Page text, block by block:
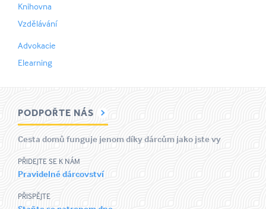
Knihovna
Vzdělávání
Advokacie
Elearning
PODPOŘTE NÁS
Cesta domů funguje jenom díky dárcům jako jste vy
PŘIDEJTE SE K NÁM
Pravidelné dárcovství
PŘISPĚJTE